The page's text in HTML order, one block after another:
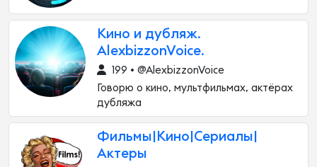
Кино и дубляж.
AlexbizzonVoice.
199 • @AlexbizzonVoice
Говорю о кино, мультфильмах, актёрах
дубляжа
Фильмы|Кино|Cериалы|
Актеры